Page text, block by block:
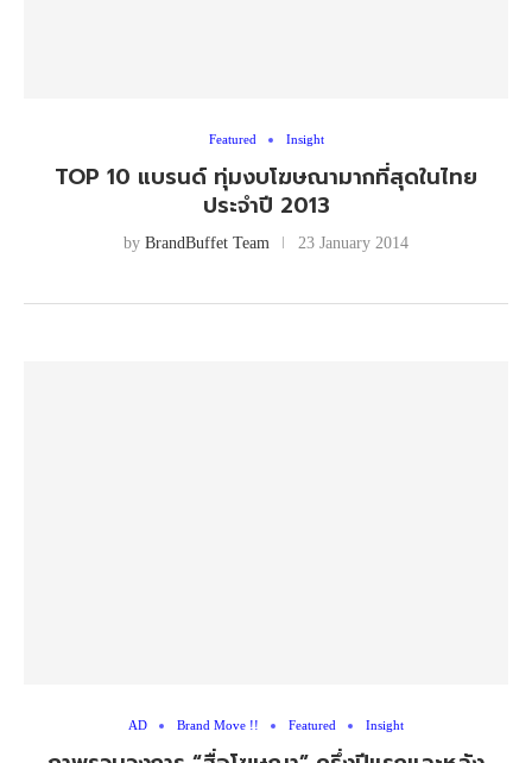
Featured Insight
TOP 10 แบรนด์ ทุ่มงบโฆษณามากที่สุดในไทย
ประจำปี 2013
by BrandBuffet Team 23 January 2014
AD Brand Move !! Featured Insight